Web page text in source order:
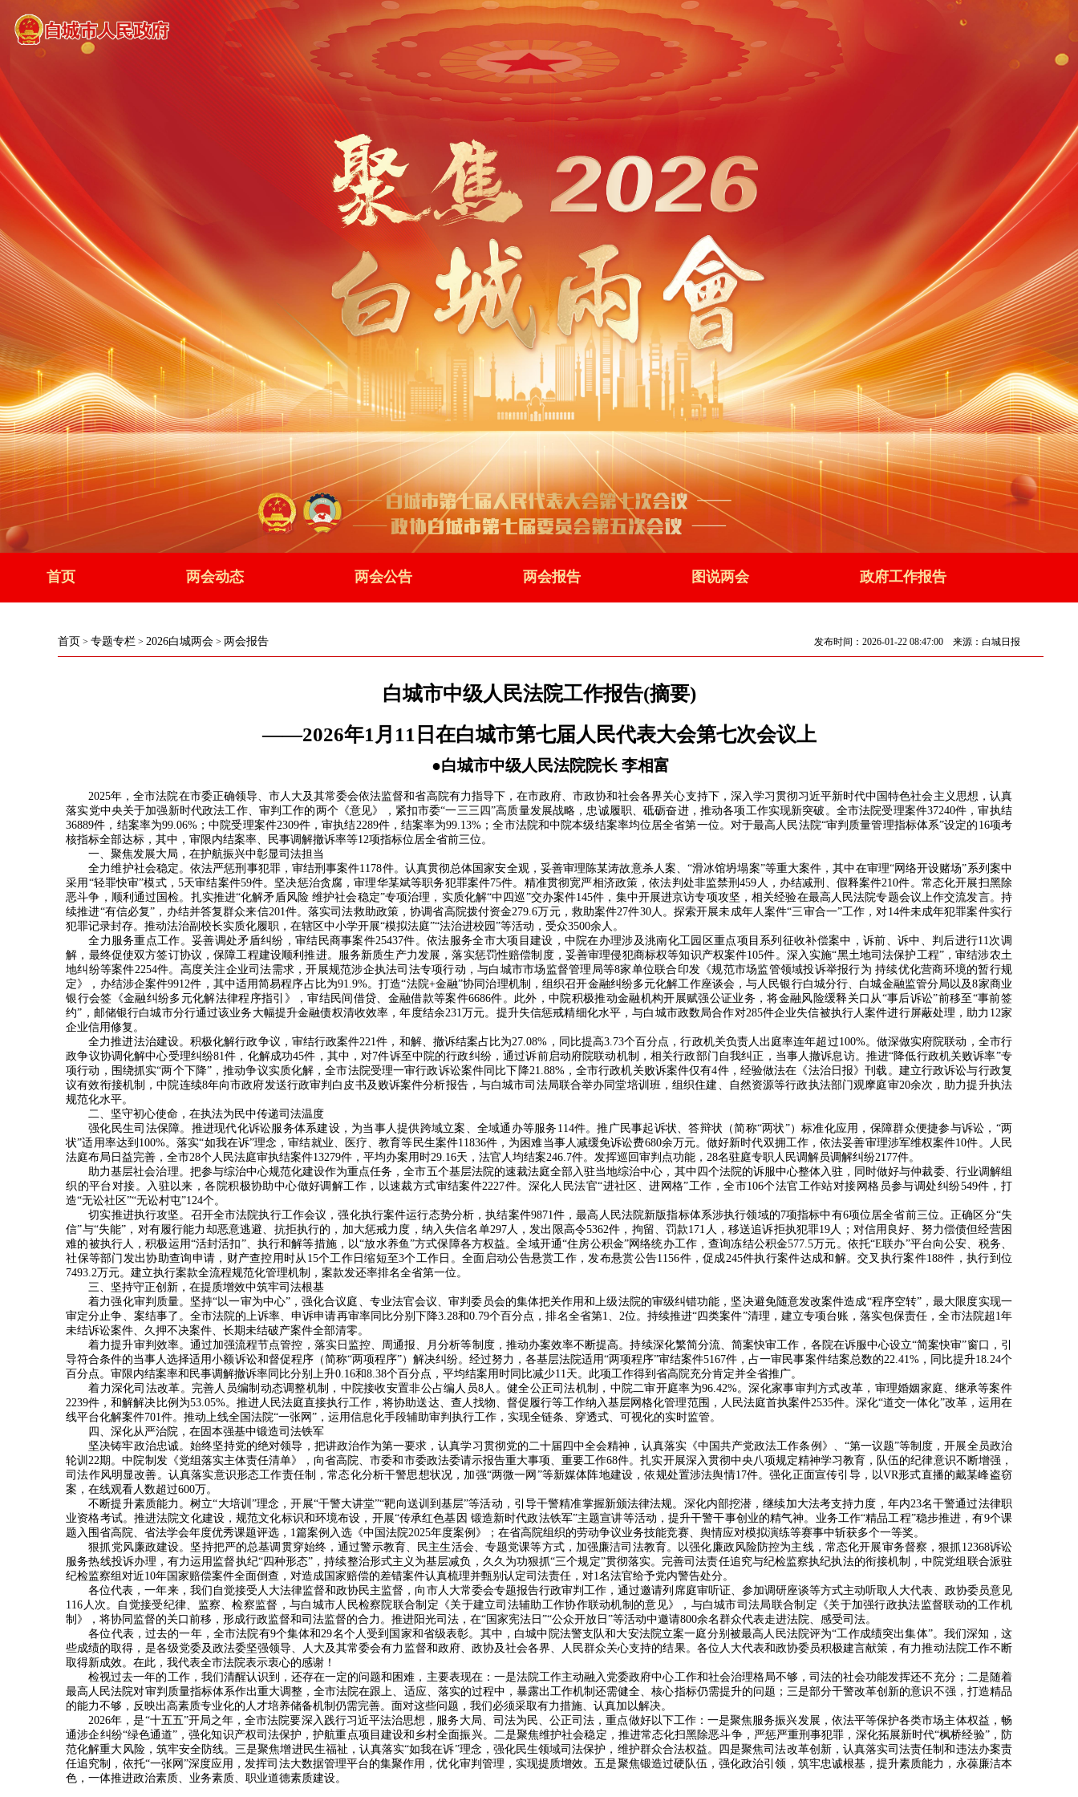
首页 两会动态 两会公告 两会报告 图说两会 政府工作报告
首页 > 专题专栏 > 2026白城两会 > 两会报告 发布时间：2026-01-22 08:47:00 来源：白城日报
白城市中级人民法院工作报告(摘要)
——2026年1月11日在白城市第七届人民代表大会第七次会议上
●白城市中级人民法院院长 李相富
2025年，全市法院在市委正确领导、市人大及其常委会依法监督和省高院有力指导下，在市政府、市政协和社会各界关心支持下，深入学习贯彻习近平新时代中国特色社会主义思想，认真
落实党中央关于加强新时代政法工作、审判工作的两个《意见》，紧扣市委“一三三四”高质量发展战略，忠诚履职、砥砺奋进，推动各项工作实现新突破。全市法院受理案件37240件，审执结
36889件，结案率为99.06% ；中院受理案件2309件，审执结2289件，结案率为99.13% ；全市法院和中院本级结案率均位居全省第一位。对于最高人民法院“审判质量管理指标体系”设定的 16项考
核指标全部达标，其中，审限内结案率、民事调解撤诉率等12项指标位居全省前三位。
一、聚焦发展大局，在护航振兴中彰显司法担当
全力维护社会稳定。依法严惩刑事犯罪，审结刑事案件1178件。认真贯彻总体国家安全观，妥善审理陈某涛故意杀人案、“滑冰馆坍塌案”等重大案件，其中在审理“网络开设赌场” 系列案中
采用 “轻罪快审”模式， 5天审结案件59件。坚决惩治贪腐，审理华某斌等职务犯罪案件75件。精准贯彻宽严相济政策，依法判处非监禁刑459 人，办结减刑、假释案件210件。常态化开展扫黑除
恶斗争，顺利通过国检。扎实推进“化解矛盾风险 维护社会稳定”专项治理，实质化解“中四巡”交办案件145件，集中开展进京访专项攻坚，相关经验在最高人民法院专题会议上作交流发言。持
续推进“有信必复”，办结并答复群众来信201 件。落实司法救助政策，协调省高院拨付资金279.6万元，救助案件27件30人。探索开展未成年人案件“三审合一”工作，对14件未成年犯罪案件实行
犯罪记录封存。推动法治副校长实质化履职，在辖区中小学开展“模拟法庭”“法治进校园”等活动，受众3500余人。
全力服务重点工作。妥善调处矛盾纠纷，审结民商事案件25437件。依法服务全市大项目建设，中院在办理涉及洮南化工园区重点项目系列征收补偿案中，诉前、诉中、判后进行11 次调
解，最终促使双方签订协议，保障工程建设顺利推进。服务新质生产力发展，落实惩罚性赔偿制度，妥善审理侵犯商标权等知识产权案件105件。深入实施“黑土地司法保护工程”，审结涉农土
地纠纷等案件2254件。高度关注企业司法需求，开展规范涉企执法司法专项行动，与白城市市场监督管理局等8家单位联合印发《规范市场监管领域投诉举报行为 持续优化营商环境的暂行规
定》，办结涉企案件9912件，其中适用简易程序占比为91.9%。打造“法院+金融”协同治理机制，组织召开金融纠纷多元化解工作座谈会，与人民银行白城分行、白城金融监管分局以及8家商业
银行会签《金融纠纷多元化解法律程序指引》，审结民间借贷、金融借款等案件6686件。此外，中院积极推动金融机构开展赋强公证业务，将金融风险缓释关口从 “事后诉讼”前移至 “事前签
约” ，邮储银行白城市分行通过该业务大幅提升金融债权清收效率，年度结余231万元。提升失信惩戒精细化水平，与白城市政数局合作对285件企业失信被执行人案件进行屏蔽处理，助力 12家
企业信用修复。
全力推进法治建设。积极化解行政争议，审结行政案件221件，和解、撤诉结案占比为27.08% ，同比提高3.73个百分点，行政机关负责人出庭率连年超过100%。做深做实府院联动，全市行
政争议协调化解中心受理纠纷81件，化解成功45件，其中，对7件诉至中院的行政纠纷，通过诉前启动府院联动机制，相关行政部门自我纠正，当事人撤诉息访。推进“降低行政机关败诉率”专
项行动，围绕抓实“两个下降”，推动争议实质化解，全市法院受理一审行政诉讼案件同比下降21.88%，全市行政机关败诉案件仅有4件，经验做法在《法治日报》刊载。建立行政诉讼与行政复
议有效衔接机制，中院连续8年向市政府发送行政审判白皮书及败诉案件分析报告，与白城市司法局联合举办同堂培训班，组织住建、自然资源等行政执法部门观摩庭审20余次，助力提升执法
规范化水平。
二、坚守初心使命，在执法为民中传递司法温度
强化民生司法保障。推进现代化诉讼服务体系建设，为当事人提供跨域立案、全域通办等服务 114件。推广民事起诉状、答辩状（简称“两状”）标准化应用，保障群众便捷参与诉讼， “两
状”适用率达到 100%。落实“如我在诉”理念，审结就业、医疗、教育等民生案件11836件，为困难当事人减缓免诉讼费680余万元。做好新时代双拥工作，依法妥善审理涉军维权案件10件。人民
法庭布局日益完善，全市28个人民法庭审执结案件13279件，平均办案用时29.16天，法官人均结案246.7件。发挥巡回审判点功能， 28名驻庭专职人民调解员调解纠纷2177件。
助力基层社会治理。把参与综治中心规范化建设作为重点任务，全市五个基层法院的速裁法庭全部入驻当地综治中心，其中四个法院的诉服中心整体入驻，同时做好与仲裁委、行业调解组
织的平台对接。入驻以来，各院积极协助中心做好调解工作，以速裁方式审结案件2227件。深化人民法官“进社区、进网格”工作，全市106个法官工作站对接网格员参与调处纠纷549件，打
造“无讼社区”“无讼村屯”124个。
切实推进执行攻坚。召开全市法院执行工作会议，强化执行案件运行态势分析，执结案件9871 件，最高人民法院新版指标体系涉执行领域的7项指标中有6项位居全省前三位。正确区分“失
信”与“失能” ，对有履行能力却恶意逃避、抗拒执行的，加大惩戒力度，纳入失信名单297人，发出限高令5362件，拘留、罚款171 人，移送追诉拒执犯罪19 人；对信用良好、努力偿债但经营困
难的被执行人，积极运用“活封活扣”、执行和解等措施，以“放水养鱼”方式保障各方权益。全域开通“住房公积金”网络统办工作，查询冻结公积金577.5万元。依托“E联办”平台向公安、税务、
社保等部门发出协助查询申请，财产查控用时从 15个工作日缩短至3个工作日。全面启动公告悬赏工作，发布悬赏公告1156件，促成245件执行案件达成和解。交叉执行案件188件，执行到位
7493.2万元。建立执行案款全流程规范化管理机制，案款发还率排名全省第一位。
三、坚持守正创新，在提质增效中筑牢司法根基
着力强化审判质量。坚持“以一审为中心”，强化合议庭、专业法官会议、审判委员会的集体把关作用和上级法院的审级纠错功能，坚决避免随意发改案件造成“程序空转”，最大限度实现一
审定分止争、案结事了。全市法院的上诉率、申诉申请再审率同比分别下降3.28和0.79个百分点，排名全省第1 2位。持续推进“四类案件”清理，建立专项台账，落实包保责任，全市法院超1 年
未结诉讼案件、久押不决案件、长期未结破产案件全部清零。
着力提升审判效率。通过加强流程节点管控，落实日监控、周通报、月分析等制度，推动办案效率不断提高。持续深化繁简分流、简案快审工作，各院在诉服中心设立“简案快审”窗口，引
导符合条件的当事人选择适用小额诉讼和督促程序（简称“两项程序”）解决纠纷。经过努力，各基层法院适用“两项程序”审结案件5167件，占一审民事案件结案总数的22.41%，同比提升18.24个
百分点。审限内结案率和民事调解撤诉率同比分别上升0.16和8.38个百分点，平均结案用时同比减少11 天。此项工作得到省高院充分肯定并全省推广。
着力深化司法改革。完善人员编制动态调整机制，中院接收安置非公占编人员8 人。健全公正司法机制，中院二审开庭率为96.42%。深化家事审判方式改革，审理婚姻家庭、继承等案件
2239件，和解解决比例为53.05%。推进人民法庭直接执行工作，将协助送达、查人找物、督促履行等工作纳入基层网格化管理范围，人民法庭首执案件2535件。深化“道交一体化”改革，运用在
线平台化解案件701件。推动上线全国法院“一张网” ，运用信息化手段辅助审判执行工作，实现全链条、穿透式、可视化的实时监管。
四、深化从严治院，在固本强基中锻造司法铁军
坚决铸牢政治忠诚。始终坚持党的绝对领导，把讲政治作为第一要求，认真学习贯彻党的二十届四中全会精神，认真落实《中国共产党政法工作条例》、“第一议题”等制度，开展全员政治
轮训 22期。中院制发《党组落实主体责任清单》，向省高院、市委和市委政法委请示报告重大事项、重要工作68件。扎实开展深入贯彻中央八项规定精神学习教育，队伍的纪律意识不断增强，
司法作风明显改善。认真落实意识形态工作责任制，常态化分析干警思想状况，加强“两微一网 ”等新媒体阵地建设，依规处置涉法舆情17件。强化正面宣传引导，以VR形式直播的戴某峰盗窃
案，在线观看人数超过600万。
不断提升素质能力。树立“大培训”理念，开展“干警大讲堂”“靶向送训到基层”等活动，引导干警精准掌握新颁法律法规。深化内部挖潜，继续加大法考支持力度，年内23名干警通过法律职
业资格考试。推进法院文化建设，规范文化标识和环境布设，开展“传承红色基因 锻造新时代政法铁军”主题宣讲等活动，提升干警干事创业的精气神。业务工作“精品工程”稳步推进，有9个课
题入围省高院、省法学会年度优秀课题评选， 1篇案例入选《中国法院2025年度案例》；在省高院组织的劳动争议业务技能竞赛、舆情应对模拟演练等赛事中斩获多个一等奖。
狠抓党风廉政建设。坚持把严的总基调贯穿始终，通过警示教育、民主生活会、专题党课等方式，加强廉洁司法教育。以强化廉政风险防控为主线，常态化开展审务督察，狠抓 12368诉讼
服务热线投诉办理，有力运用监督执纪“四种形态” ，持续整治形式主义为基层减负，久久为功狠抓“三个规定”贯彻落实。完善司法责任追究与纪检监察执纪执法的衔接机制，中院党组联合派驻
纪检监察组对近10年国家赔偿案件全面倒查，对造成国家赔偿的差错案件认真梳理并甄别认定司法责任，对1名法官给予党内警告处分。
各位代表，一年来，我们自觉接受人大法律监督和政协民主监督，向市人大常委会专题报告行政审判工作，通过邀请列席庭审听证、参加调研座谈等方式主动听取人大代表、政协委员意见
116 人次。自觉接受纪律、监察、检察监督，与白城市人民检察院联合制定《关于建立司法辅助工作协作联动机制的意见》，与白城市司法局联合制定《关于加强行政执法监督联动的工作机
制》，将协同监督的关口前移，形成行政监督和司法监督的合力。推进阳光司法，在“ 国家宪法日”“公众开放日”等活动中邀请800余名群众代表走进法院、感受司法。
各位代表，过去的一年，全市法院有9个集体和 29名个人受到国家和省级表彰。其中，白城中院法警支队和大安法院立案一庭分别被最高人民法院评为“工作成绩突出集体”。我们深知，这
些成绩的取得，是各级党委及政法委坚强领导、人大及其常委会有力监督和政府、政协及社会各界、人民群众关心支持的结果。各位人大代表和政协委员积极建言献策，有力推动法院工作不断
取得新成效。在此，我代表全市法院表示衷心的感谢！
检视过去一年的工作，我们清醒认识到，还存在一定的问题和困难，主要表现在：一是法院工作主动融入党委政府中心工作和社会治理格局不够，司法的社会功能发挥还不充分；二是随着
最高人民法院对审判质量指标体系作出重大调整，全市法院在跟上、适应、落实的过程中，暴露出工作机制还需健全、核心指标仍需提升的问题；三是部分干警改革创新的意识不强，打造精品
的能力不够，反映出高素质专业化的人才培养储备机制仍需完善。面对这些问题，我们必须采取有力措施、认真加以解决。
2026年，是“十五五”开局之年，全市法院要深入践行习近平法治思想，服务大局、司法为民、公正司法，重点做好以下工作：一是聚焦服务振兴发展，依法平等保护各类市场主体权益，畅
通涉企纠纷“绿色通道” ，强化知识产权司法保护，护航重点项目建设和乡村全面振兴。二是聚焦维护社会稳定，推进常态化扫黑除恶斗争，严惩严重刑事犯罪，深化拓展新时代“枫桥经验”，防
范化解重大风险，筑牢安全防线。三是聚焦增进民生福祉，认真落实“如我在诉”理念，强化民生领域司法保护，维护群众合法权益。四是聚焦司法改革创新，认真落实司法责任制和违法办案责
任追究制，依托“一张网”深度应用，发挥司法大数据管理平台的集聚作用，优化审判管理，实现提质增效。五是聚焦锻造过硬队伍，强化政治引领，筑牢忠诚根基，提升素质能力，永葆廉洁本
色，一体推进政治素质、业务素质、职业道德素质建设。